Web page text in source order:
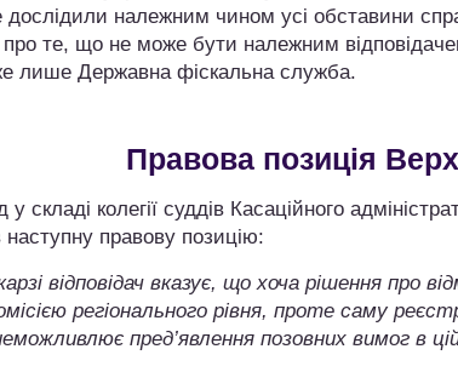
належним чином усі обставини
те, що не може бути належним
лише Державна фіскальна служба.
Правова позиція
складі колегії суддів Касаційного
правову позицію:
відповідач вказує, що хоча рішення про
регіонального рівня, проте саму
пред’явлення позовних вимог в цій